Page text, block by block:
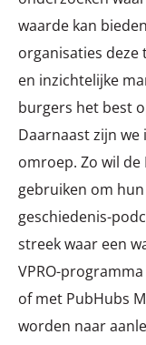
waarde kan
organisaties deze
en inzichtelijke
burgers het best
Daarnaast zijn
omroep. Zo wil de
gebruiken om hun
geschiedenis-
streek waar een
VPRO-programma
of met PubHubs
worden naar